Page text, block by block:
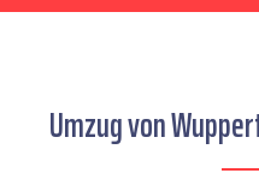
Umzug von